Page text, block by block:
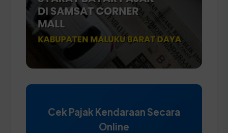
Cek Pajak Kendaraan Secara
Online